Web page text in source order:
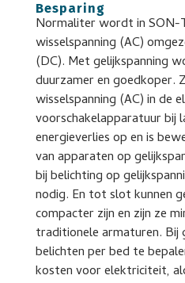
Besparing
Normaliter wordt in SON-
wisselspanning (AC)
(DC). Met gelijkspanning
duurzamer en
wisselspanning (AC) in de
voorschakelapparatuur bij
energieverlies op en is
van apparaten op
bij belichting op
nodig. En tot slot kunnen
compacter zijn en zijn ze
traditionele armaturen. Bij
belichten per bed te
kosten voor elektriciteit,